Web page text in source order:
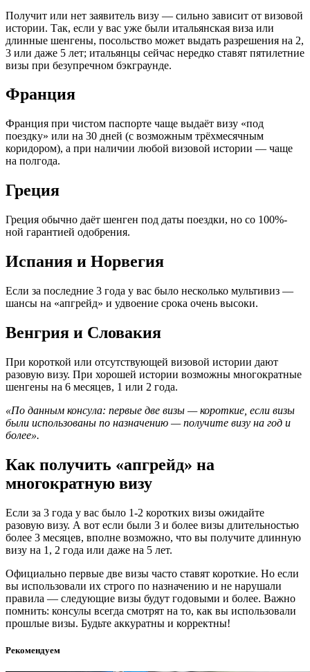
Получит или нет заявитель визу — сильно зависит от визовой
истории. Так, если у вас уже были итальянская виза или
длинные шенгены, посольство может выдать разрешения на 2,
3 или даже 5 лет; итальянцы сейчас нередко ставят пятилетние
визы при безупречном бэкграунде.
Франция
Франция при чистом паспорте чаще выдаёт визу «под
поездку» или на 30 дней (с возможным трёхмесячным
коридором), а при наличии любой визовой истории — чаще
на полгода.
Греция
Греция обычно даёт шенген под даты поездки, но со 100%-
ной гарантией одобрения.
Испания и Норвегия
Если за последние 3 года у вас было несколько мультивиз —
шансы на «апгрейд» и удвоение срока очень высоки.
Венгрия и Словакия
При короткой или отсутствующей визовой истории дают
разовую визу. При хорошей истории возможны многократные
шенгены на 6 месяцев, 1 или 2 года.
«По данным консула: первые две визы — короткие, если визы
были использованы по назначению — получите визу на год и
более».
Как получить «апгрейд» на
многократную визу
Если за 3 года у вас было 1-2 коротких визы ожидайте
разовую визу. А вот если были 3 и более визы длительностью
более 3 месяцев, вполне возможно, что вы получите длинную
визу на 1, 2 года или даже на 5 лет.
Официально первые две визы часто ставят короткие. Но если
вы использовали их строго по назначению и не нарушали
правила — следующие визы будут годовыми и более. Важно
помнить: консулы всегда смотрят на то, как вы использовали
прошлые визы. Будьте аккуратны и корректны!
Рекомендуем